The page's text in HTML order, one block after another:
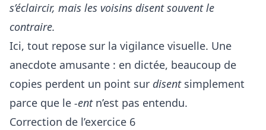
s’éclaircir, mais les voisins disent souvent le
contraire.
Ici, tout repose sur la vigilance visuelle. Une
anecdote amusante : en dictée, beaucoup de
copies perdent un point sur disentsimplement
parce que le -entn’est pas entendu.
Correction de l’exercice 6